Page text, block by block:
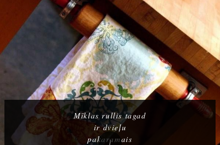
Mīklas rullis tagad
ir dvieļu
pakaramais